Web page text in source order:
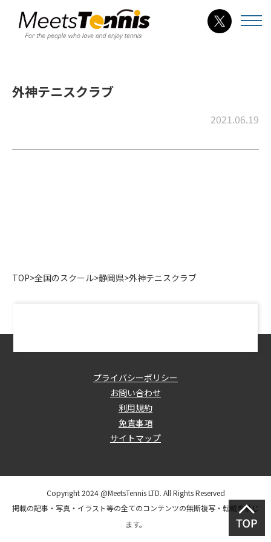
外神テニスクラブ
2021.06.19
TOP>全国のスクール>静岡県>外神テニスクラブ
プライバシーポリシー
お問い合わせ
利用規約
免責事項
サイトマップ
Copyright 2024 @MeetsTennis LTD. All Rights Reserved
掲載の記事・写真・イラスト等の全てのコンテンツの無断複写・転載を禁じ
ます。